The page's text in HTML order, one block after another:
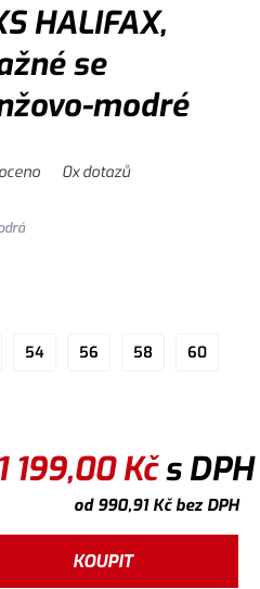
HALIFAX,
se
modré
0x dotazů
54 56 58 60
1 199,00Kčs DPH
od 990,91Kčbez DPH
KOUPIT